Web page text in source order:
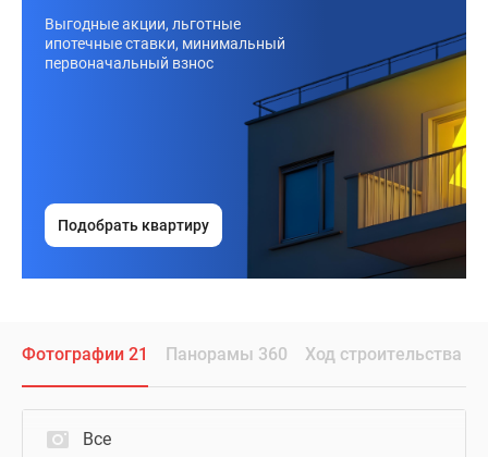
Выгодные акции, льготные
ипотечные ставки, минимальный
первоначальный взнос
Подобрать квартиру
Фотографии 21 Панорамы 360 Ход строительства
Все